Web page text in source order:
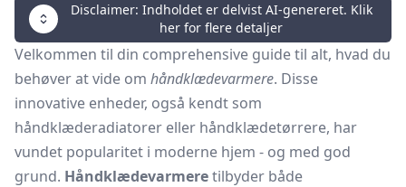
Disclaimer: Indholdet er delvist AI-genereret. Klik
her for flere detaljer
Velkommen til din comprehensive guide til alt, hvad du
behøver at vide om håndklædevarmere. Disse
innovative enheder, også kendt som
håndklæderadiatorer eller håndklædetørrere, har
vundet popularitet i moderne hjem - og med god
grund. Håndklædevarmeretilbyder både